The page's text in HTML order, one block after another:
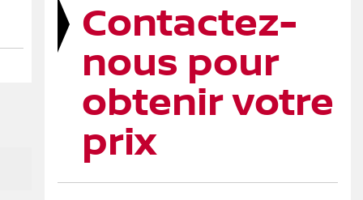
Contactez-
nous pour
obtenir votre
prix